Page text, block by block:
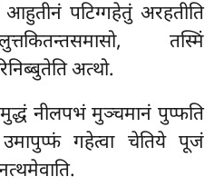
पटिग्गहेतुं अरहतीति
तस्मिं
अत्थो.
नीलपभं मुञ्चमानं पुप्फति
गहेत्वा चेतिये पूजं